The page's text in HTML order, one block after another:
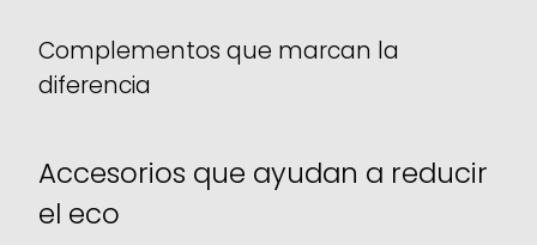
Complementos que marcan la
diferencia
Accesorios que ayudan a reducir
el eco